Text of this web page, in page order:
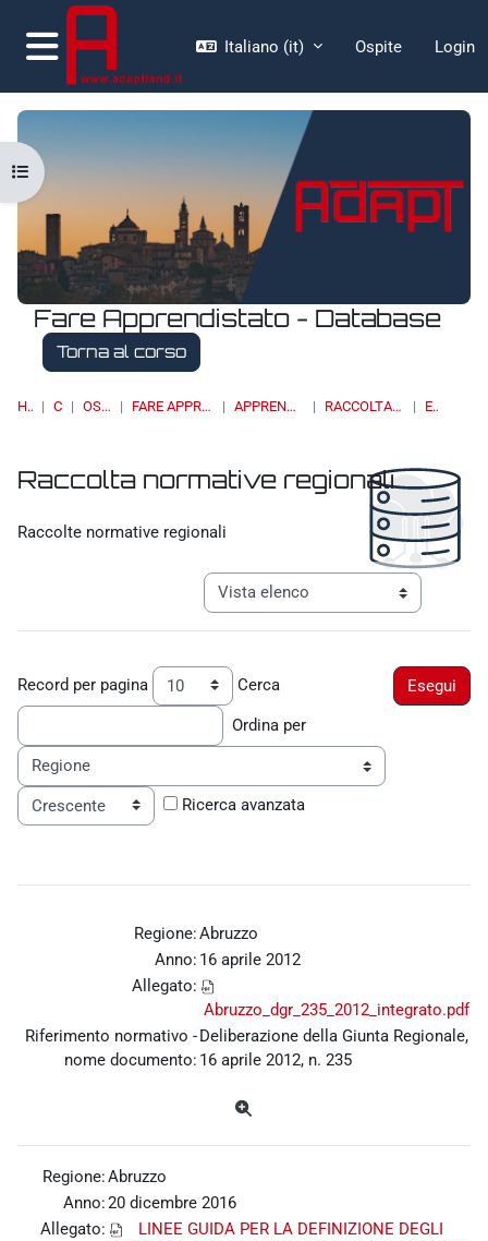
Vai al contenuto principale
Pannello laterale
Italiano ‎(it)‎ Ospite Login
Fare Apprendistato - Database
Torna al corso
HOME CORSI OSSERVATORI FARE APPRENDISTATO - DATABASE APPRENDISTATO DI II LIVELLO RACCOLTA NORMATIVE REGIONALI ELENCO
Apri indice del corso
Raccolta normative regionali
Raccolte normative regionali
Navigazione terziaria modalità
Record per pagina Cerca
Ordina per
Ricerca avanzata
Regione:Abruzzo
Anno: 16 aprile 2012
Allegato:
Abruzzo_dgr_235_2012_integrato.pdf
Riferimento normativo -
nome documento:
Deliberazione della Giunta Regionale,
16 aprile 2012, n. 235
Regione:Abruzzo
Anno:20 dicembre 2016
Allegato:
LINEE GUIDA PER LA DEFINIZIONE DEGLI